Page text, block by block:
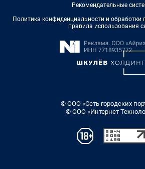
Рекомендательные
Политика конфиденциальности и обработки
правила использования
© ООО «Сеть городских
© ООО «Интернет